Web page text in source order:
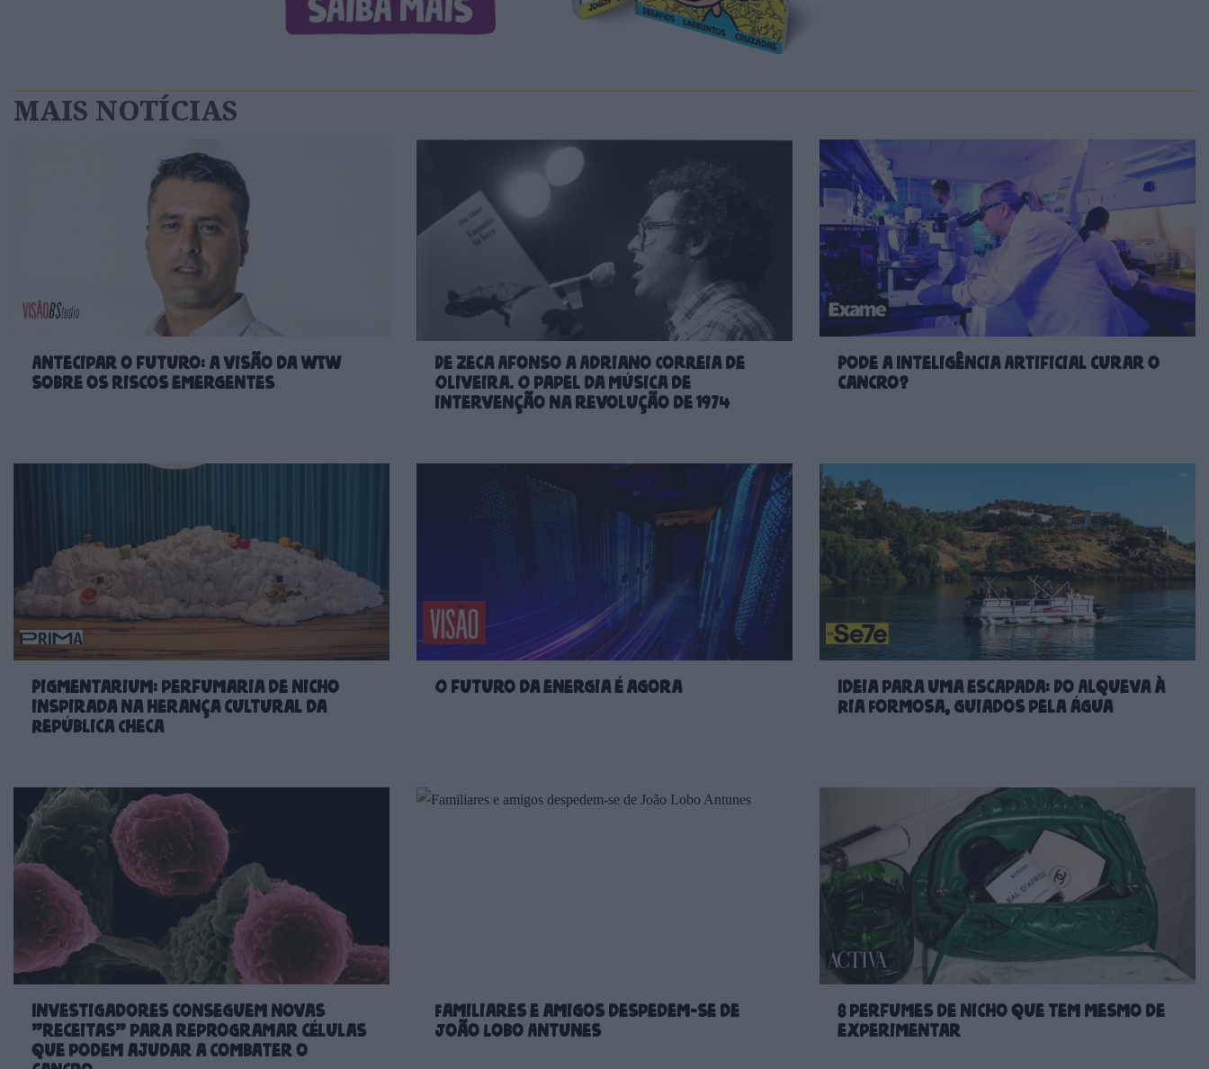
MAIS NOTÍCIAS
Antecipar o futuro: a visão da WTW
sobre os riscos emergentes
De Zeca Afonso a Adriano Correia de
Oliveira. O papel da música de
intervenção na revolução de 1974
Pode a Inteligência Artificial curar o
cancro?
Pigmentarium: perfumaria de nicho
inspirada na herança cultural da
República Checa
O futuro da energia é agora
Ideia para uma escapada: Do Alqueva à
Ria Formosa, guiados pela água
Investigadores conseguem novas
"receitas" para reprogramar células
que podem ajudar a combater o
Familiares e amigos despedem-se de
João Lobo Antunes
8 perfumes de nicho que tem mesmo de
experimentar